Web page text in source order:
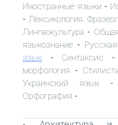
Иностранные языки -
- Лексикология.
Лингвокультура -
языкознание -
язык - Синтаксис -
морфология -
Украинский язык
Орфография -